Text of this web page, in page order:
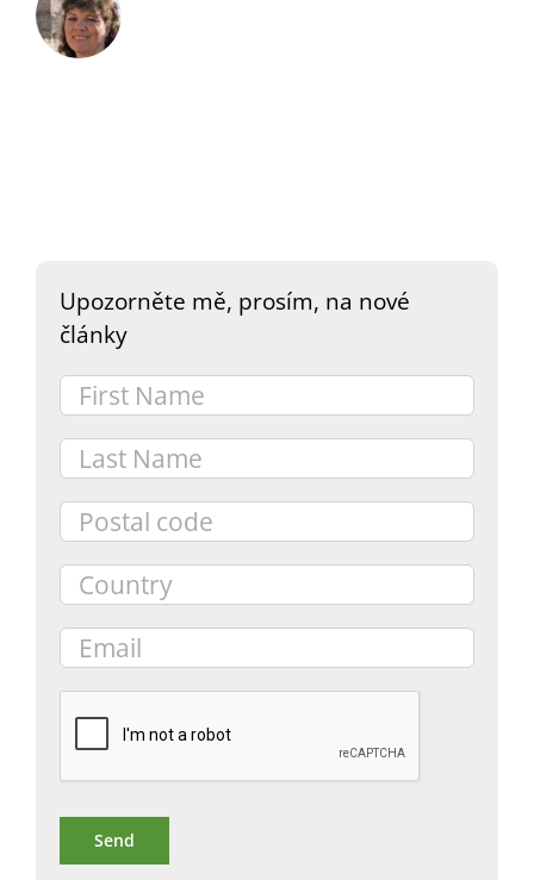
Upozorněte mě, prosím, na nové
články